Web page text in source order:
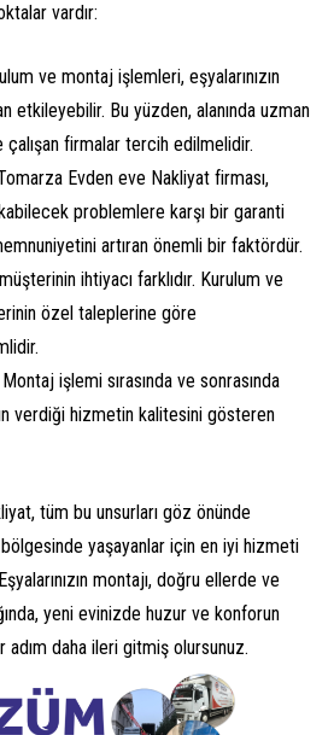
vardır:
ve montaj işlemleri, eşyalarınızın
etkileyebilir. Bu yüzden, alanında uzman
firmalar tercih edilmelidir.
Evden eve Nakliyat firması,
problemlere karşı bir garanti
artıran önemli bir faktördür.
ihtiyacı farklıdır. Kurulum ve
özel taleplerine göre
işlemi sırasında ve sonrasında
verdiği hizmetin kalitesini gösteren
tüm bu unsurları göz önünde
yaşayanlar için en iyi hizmeti
montajı, doğru ellerde ve
yeni evinizde huzur ve konforun
adım daha ileri gitmiş olursunuz.